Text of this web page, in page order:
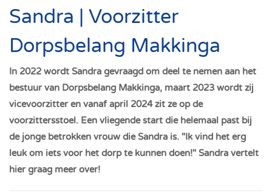
Sandra | Voorzitter
Dorpsbelang Makkinga
In 2022 wordt Sandra gevraagd om deel te nemen aan het
bestuur van Dorpsbelang Makkinga, maart 2023 wordt zij
vicevoorzitter en vanaf april 2024 zit ze op de
voorzittersstoel. Een vliegende start die helemaal past bij
de jonge betrokken vrouw die Sandra is. "Ik vind het erg
leuk om iets voor het dorp te kunnen doen!" Sandra vertelt
hier graag meer over!